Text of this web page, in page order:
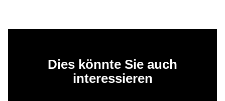
Dies könnte Sie auch
interessieren